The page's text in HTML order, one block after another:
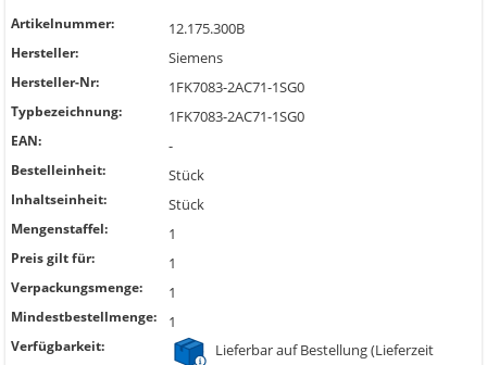
Artikelnummer: 12.175.300B
Hersteller: Siemens
Hersteller-Nr: 1FK7083-2AC71-1SG0
Typbezeichnung: 1FK7083-2AC71-1SG0
EAN: -
Bestelleinheit: Stück
Inhaltseinheit: Stück
Mengenstaffel: 1
Preis gilt für: 1
Verpackungsmenge: 1
Mindestbestellmenge: 1
Verfügbarkeit:
Lieferbar auf Bestellung (Lieferzeit